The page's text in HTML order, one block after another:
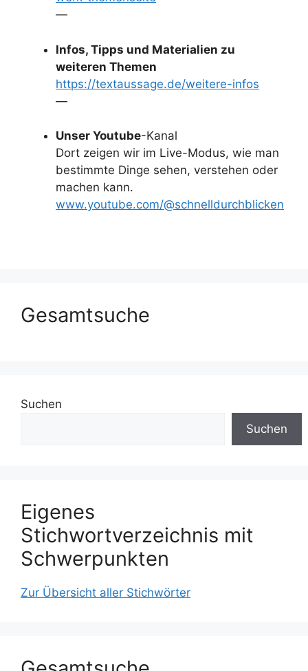
—
Infos, Tipps und Materialien zu
weiteren Themen
https://textaussage.de/weitere-infos
—
Unser Youtube-Kanal
Dort zeigen wir im Live-Modus, wie man
bestimmte Dinge sehen, verstehen oder
machen kann.
www.youtube.com/@schnelldurchblicken
Gesamtsuche
Suchen
Suchen
Eigenes
Stichwortverzeichnis mit
Schwerpunkten
Zur Übersicht aller Stichwörter